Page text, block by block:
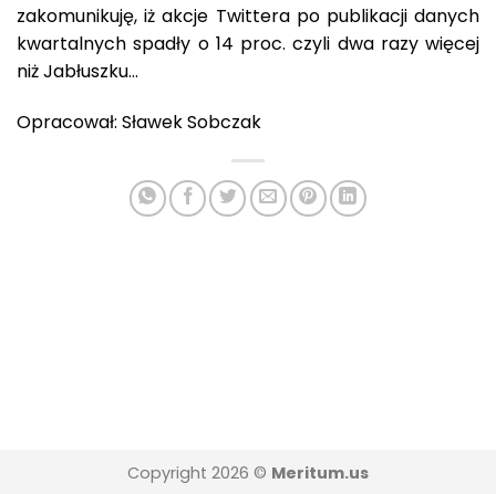
zakomunikuję, iż akcje Twittera po publikacji danych
kwartalnych spadły o 14 proc. czyli dwa razy więcej
niż Jabłuszku…
Opracował: Sławek Sobczak
Copyright 2026 © Meritum.us